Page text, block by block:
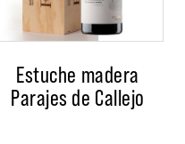
Estuche madera
Parajes de Callejo